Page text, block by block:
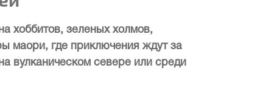
хоббитов, зеленых холмов,
маори, где приключения ждут за
вулканическом севере или среди